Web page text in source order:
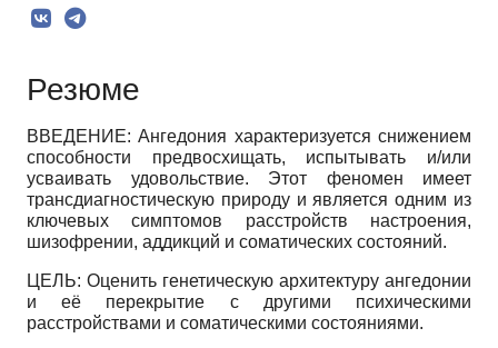
Резюме
ВВЕДЕНИЕ: Ангедония характеризуется снижением
способности предвосхищать, испытывать и/или
усваивать удовольствие. Этот феномен имеет
трансдиагностическую природу и является одним из
ключевых симптомов расстройств настроения,
шизофрении, аддикций и соматических состояний.
ЦЕЛЬ: Оценить генетическую архитектуру ангедонии
и её перекрытие с другими психическими
расстройствами и соматическими состояниями.